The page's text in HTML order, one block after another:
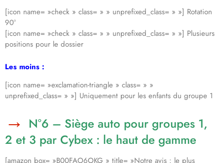
[icon name= »check » class= » » unprefixed_class= » »] Rotation
90°
[icon name= »check » class= » » unprefixed_class= » »] Plusieurs
positions pour le dossier
Les moins :
[icon name= »exclamation-triangle » class= » »
unprefixed_class= » »] Uniquement pour les enfants du groupe 1
N°6 – Siège auto pour groupes 1,
2 et 3 par Cybex : le haut de gamme
[amazon box= »B00FAO6OKG » title= »Notre avis : le plus